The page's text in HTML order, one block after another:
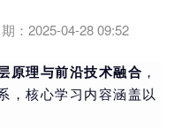
：2025-04-28 09:52
原理与前沿技术融合 ，
，核心学习内容涵盖以